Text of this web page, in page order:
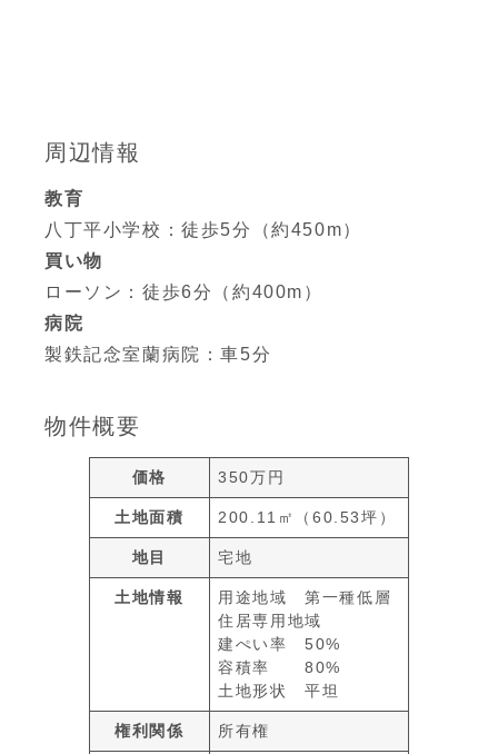
周辺情報
教育
八丁平小学校：徒歩5分（約450m）
買い物
ローソン：徒歩6分（約400m）
病院
製鉄記念室蘭病院：車5分
物件概要
価格 350万円
土地面積 200.11㎡（60.53坪）
地目 宅地
土地情報
用途地域 第一種低層
住居専用地域
建ぺい率 50%
容積率 80%
土地形状 平坦
権利関係 所有権